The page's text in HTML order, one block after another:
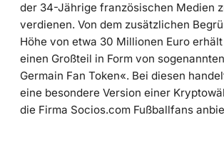
der 34-Jährige französischen Medien
verdienen. Von dem zusätzlichen
Höhe von etwa 30 Millionen Euro
einen Großteil in Form von
Germain Fan Token«. Bei diesen
eine besondere Version einer
die Firma Socios.com Fußballfans